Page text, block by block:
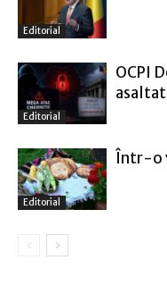
Editorial
Editorial
OCPI
Editorial
Într-o